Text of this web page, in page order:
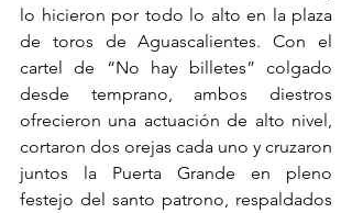
lo hicieron por todo lo alto en la plaza
de toros de Aguascalientes. Con el
cartel de “No hay billetes” colgado
desde temprano, ambos diestros
ofrecieron una actuación de alto nivel,
cortaron dos orejas cada uno y cruzaron
juntos la Puerta Grande en pleno
festejo del santo patrono, respaldados